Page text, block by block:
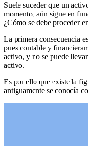
Suele suceder que un
momento, aún sigue en
¿Cómo se debe proceder
La primera consecuencia
pues contable y
activo, y no se puede
activo.
Es por ello que existe la
antiguamente se conocía